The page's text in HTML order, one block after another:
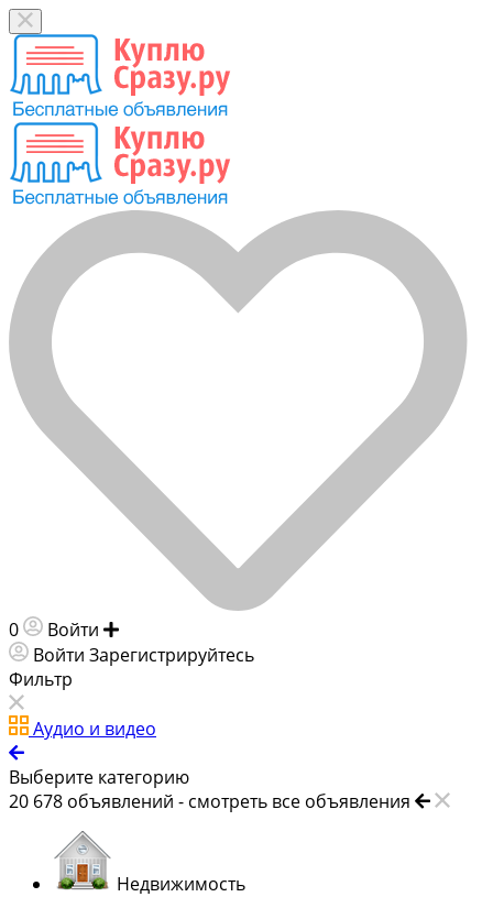
0 Войти
Войти Зарегистрируйтесь
Фильтр
Аудио и видео
Выберите категорию
20 678 объявлений - смотреть все объявления
Недвижимость